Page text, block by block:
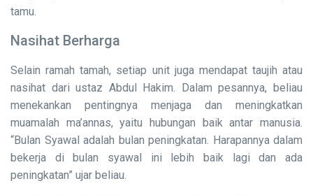
tamu.
Nasihat Berharga
Selain ramah tamah, setiap unit juga mendapat taujih atau
nasihat dari ustaz Abdul Hakim. Dalam pesannya, beliau
menekankan pentingnya menjaga dan meningkatkan
muamalah ma’annas, yaitu hubungan baik antar manusia.
“Bulan Syawal adalah bulan peningkatan. Harapannya dalam
bekerja di bulan syawal ini lebih baik lagi dan ada
peningkatan” ujar beliau.